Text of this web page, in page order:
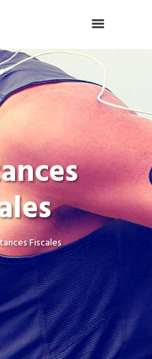
Fiscales